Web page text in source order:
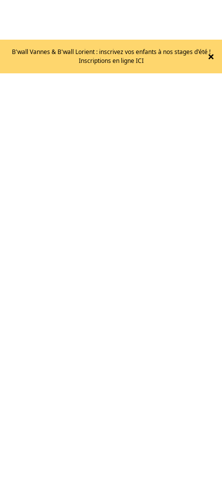
B'wall Vannes & B'wall Lorient : inscrivez vos enfants à nos stages d'été !
Inscriptions en ligne ICI
×